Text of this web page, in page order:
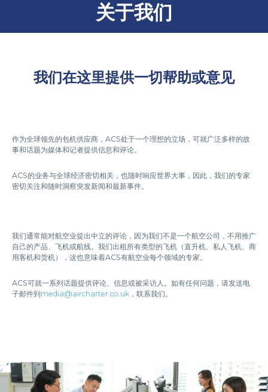
关于我们
我们在这里提供一切帮助或意见
作为全球领先的包机供应商，ACS处于一个理想的立场，可就广泛多样的故
事和话题为媒体和记者提供信息和评论。
ACS的业务与全球经济密切相关，也随时响应世界大事，因此，我们的专家
密切关注和随时洞察突发新闻和最新事件。
我们通常能对航空业提出中立的评论，因为我们不是一个航空公司，不用推广
自己的产品、飞机或航线。我们出租所有类型的飞机（直升机、私人飞机、商
用客机和货机），这也意味着ACS有航空业每个领域的专家。
ACS可就一系列话题提供评论、信息或被采访人。如有任何问题，请发送电
子邮件到media@aircharter.co.uk ，联系我们。